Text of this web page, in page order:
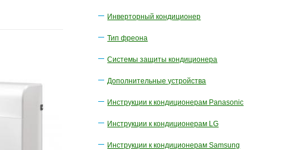
Инверторный кондиционер
Тип фреона
Системы защиты кондиционера
Дополнительные устройства
Инструкции к кондиционерам Panasonic
Инструкции к кондиционерам LG
Инструкции к кондиционерам Samsung